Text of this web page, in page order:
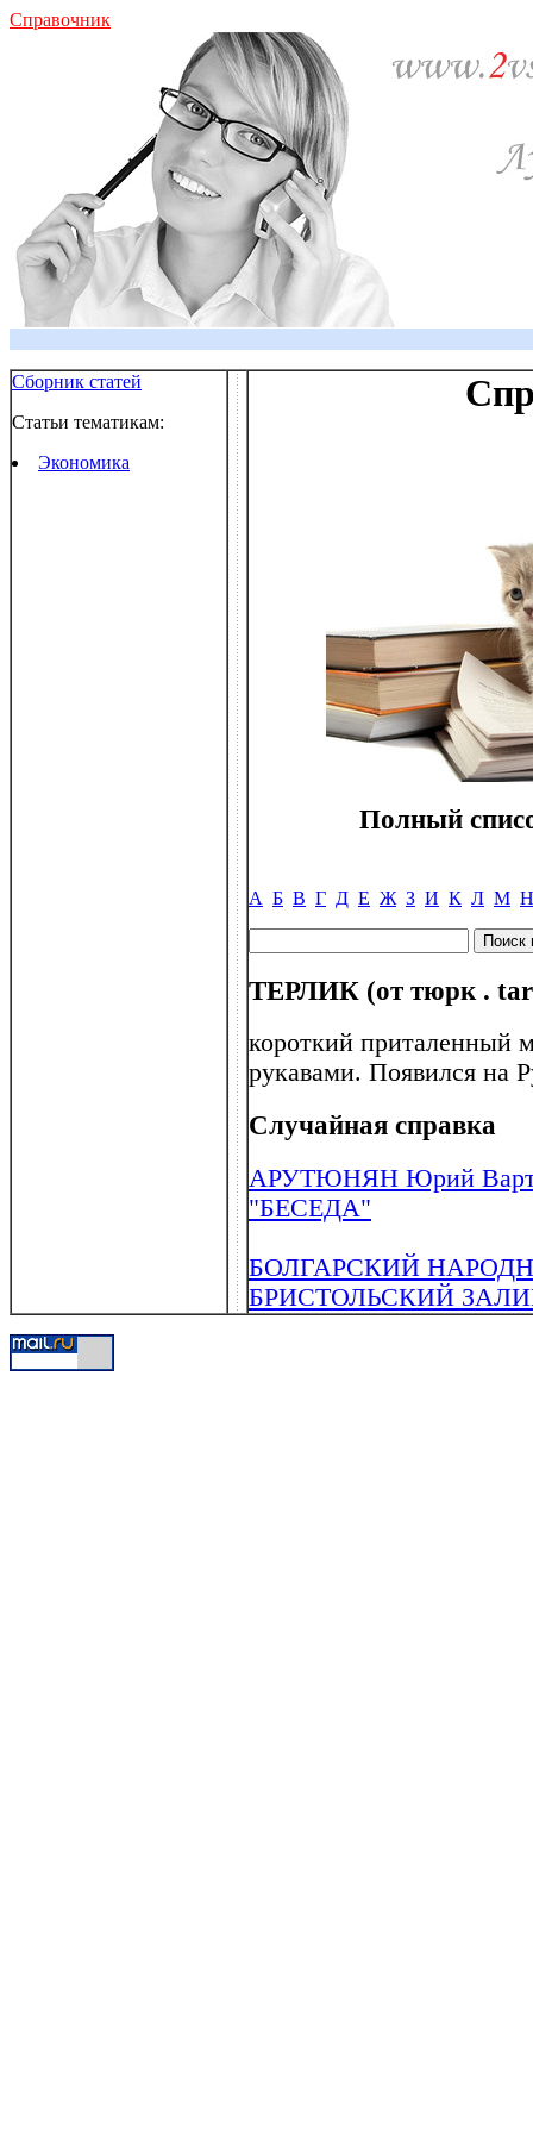
Справочник
Сборник статей
Статьи тематикам:
Экономика
Полный
А Б В Г Д Е Ж З И К Л М Н
ТЕРЛИК (от тюрк .
короткий приталенный
рукавами. Появился на
Случайная справка
АРУТЮНЯН Юрий
"БЕСЕДА"
БОЛГАРСКИЙ
БРИСТОЛЬСКИЙ ЗАЛИВ